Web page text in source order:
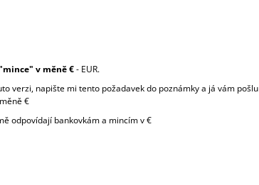
v měně€- EUR.
verzi, napište mi tento požadavek do poznámky a já vám pošlu
€
odpovídají bankovkám a mincím v €